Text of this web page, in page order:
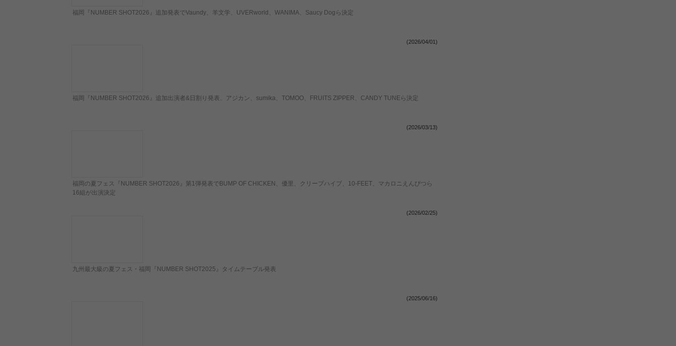
福岡『NUMBER SHOT2026』追加発表でVaundy、羊文学、UVERworld、WANIMA、Saucy Dogら決定
(2026/04/01)
福岡『NUMBER SHOT2026』追加出演者&日割り発表、アジカン、sumika、TOMOO、FRUITS ZIPPER、CANDY TUNEら決定
(2026/03/13)
福岡の夏フェス『NUMBER SHOT2026』第1弾発表でBUMP OF CHICKEN、優里、クリープハイプ、10-FEET、マカロニえんぴつら
16組が出演決定
(2026/02/25)
九州最大級の夏フェス・福岡『NUMBER SHOT2025』タイムテーブル発表
(2025/06/16)